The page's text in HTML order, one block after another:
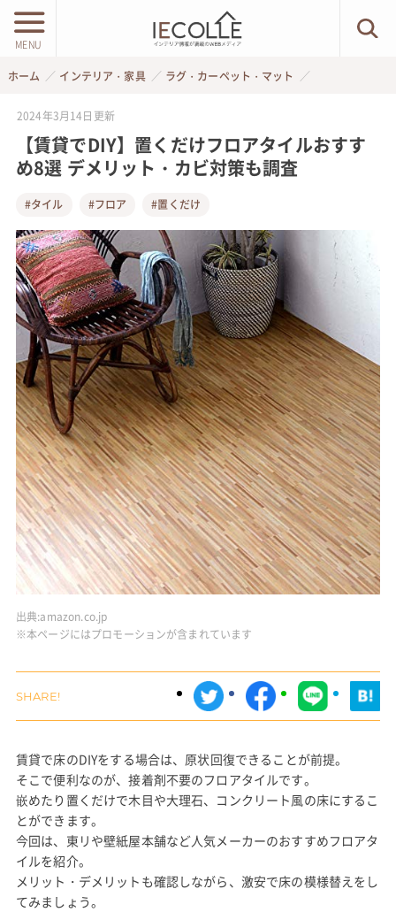
MENU
ホーム インテリア・家具 ラグ・カーペット・マット
2024年3月14日 更新
【賃貸でDIY】置くだけフロアタイルおすす
め8選 デメリット・カビ対策も調査
#タイル #フロア #置くだけ
出典:amazon.co.jp
※本ページにはプロモーションが含まれています
賃貸で床のDIYをする場合は、原状回復できることが前提。
そこで便利なのが、接着剤不要のフロアタイルです。
嵌めたり置くだけで木目や大理石、コンクリート風の床にするこ
とができます。
今回は、東リや壁紙屋本舗など人気メーカーのおすすめフロアタ
イルを紹介。
メリット・デメリットも確認しながら、激安で床の模様替えをし
てみましょう。